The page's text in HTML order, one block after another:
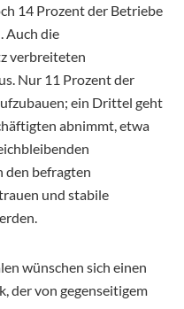
14 Prozent der Betriebe
Auch die
verbreiteten
Nur 11 Prozent der
ein Drittel geht
abnimmt, etwa
den befragten
und stabile
wünschen sich einen
der von gegenseitigem